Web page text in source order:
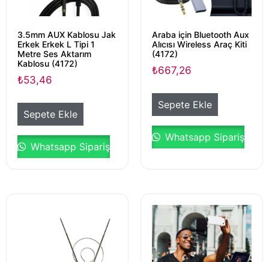
3.5mm AUX Kablosu Jak
Erkek Erkek L Tipi 1
Metre Ses Aktarım
Kablosu (4172)
₺53,46
Sepete Ekle
Whatsapp Sipariş
Araba için Bluetooth Aux
Alıcısı Wireless Araç Kiti
(4172)
₺667,26
Sepete Ekle
Whatsapp Sipariş